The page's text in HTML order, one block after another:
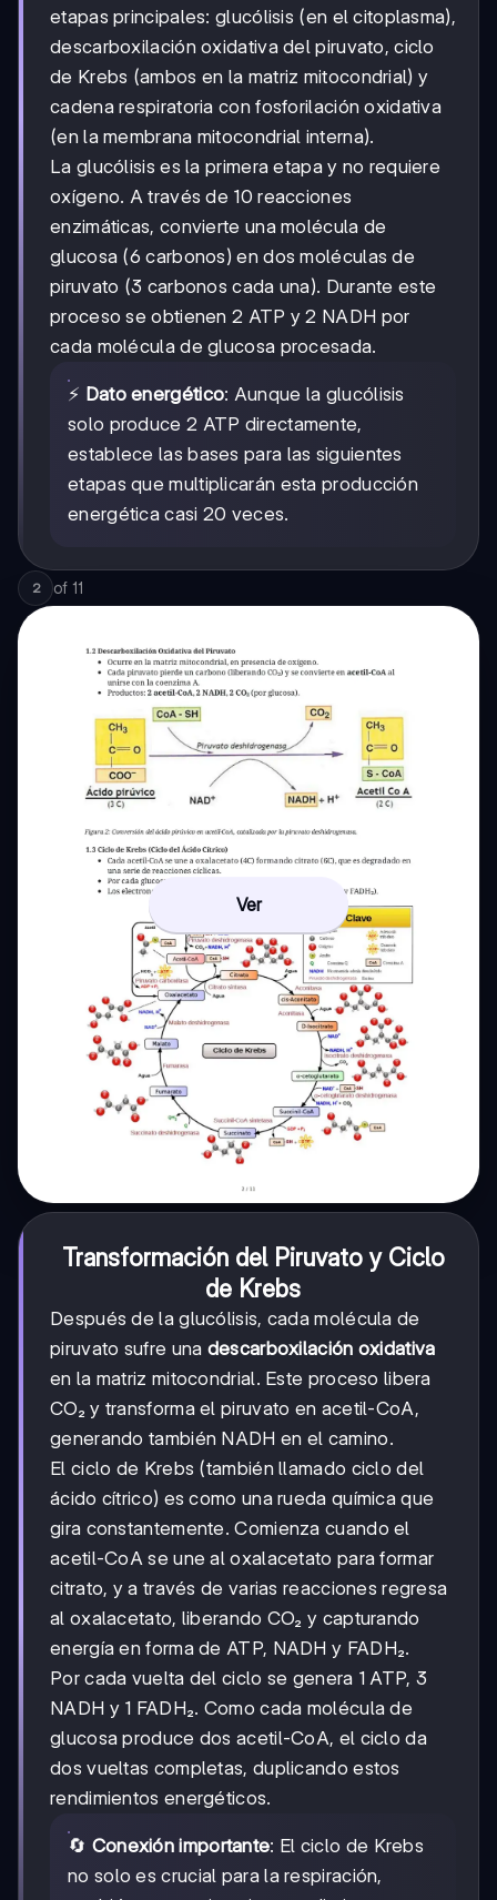
etapas principales: glucólisis (en el citoplasma),
descarboxilación oxidativa del piruvato, ciclo
de Krebs (ambos en la matriz mitocondrial) y
cadena respiratoria con fosforilación oxidativa
(en la membrana mitocondrial interna).
La glucólisis es la primera etapa y no requiere
oxígeno. A través de 10 reacciones
enzimáticas, convierte una molécula de
glucosa (6 carbonos) en dos moléculas de
piruvato (3 carbonos cada una). Durante este
proceso se obtienen 2 ATP y 2 NADH por
cada molécula de glucosa procesada.
⚡ Dato energético: Aunque la glucólisis
solo produce 2 ATP directamente,
establece las bases para las siguientes
etapas que multiplicarán esta producción
energética casi 20 veces.
2 of 11
Ver
Transformación del Piruvato y Ciclo
de Krebs
Después de la glucólisis, cada molécula de
piruvato sufre una descarboxilación oxidativa
en la matriz mitocondrial. Este proceso libera
CO₂ y transforma el piruvato en acetil-CoA,
generando también NADH en el camino.
El ciclo de Krebs (también llamado ciclo del
ácido cítrico) es como una rueda química que
gira constantemente. Comienza cuando el
acetil-CoA se une al oxalacetato para formar
citrato, y a través de varias reacciones regresa
al oxalacetato, liberando CO₂ y capturando
energía en forma de ATP, NADH y FADH₂.
Por cada vuelta del ciclo se genera 1 ATP, 3
NADH y 1 FADH₂. Como cada molécula de
glucosa produce dos acetil-CoA, el ciclo da
dos vueltas completas, duplicando estos
rendimientos energéticos.
🔄 Conexión importante: El ciclo de Krebs
no solo es crucial para la respiración,